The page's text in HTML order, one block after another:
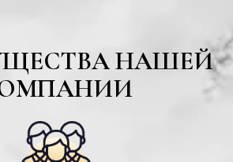
НАШЕЙ